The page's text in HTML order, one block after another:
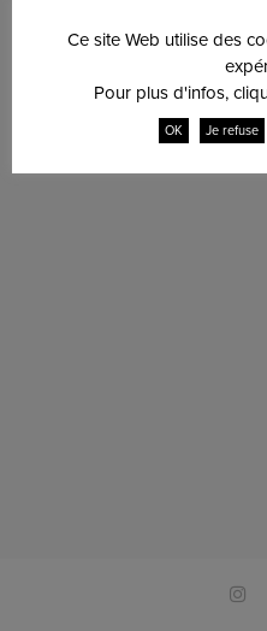
Ce site Web utilise des
Pour plus d'infos,
OK Je refuse